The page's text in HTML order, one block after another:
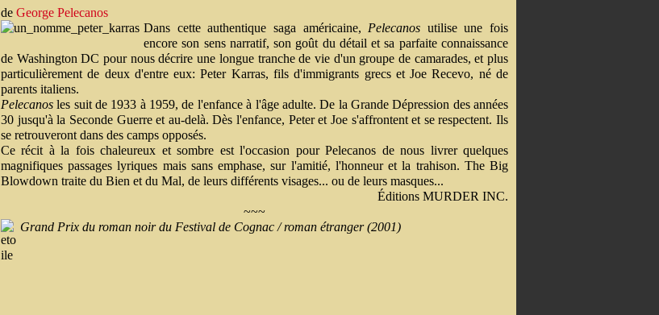
de George Pelecanos
Dans cette authentique saga américaine, Pelecanos utilise une fois
encore son sens narratif, son goût du détail et sa parfaite connaissance
de Washington DC pour nous décrire une longue tranche de vie d'un groupe de camarades, et plus
particulièrement de deux d'entre eux: Peter Karras, fils d'immigrants grecs et Joe Recevo, né de
parents italiens.
Pelecanos les suit de 1933 à 1959, de l'enfance à l'âge adulte. De la Grande Dépression des années
30 jusqu'à la Seconde Guerre et au-delà. Dès l'enfance, Peter et Joe s'affrontent et se respectent. Ils
se retrouveront dans des camps opposés.
Ce récit à la fois chaleureux et sombre est l'occasion pour Pelecanos de nous livrer quelques
magnifiques passages lyriques mais sans emphase, sur l'amitié, l'honneur et la trahison. The Big
Blowdown traite du Bien et du Mal, de leurs différents visages... ou de leurs masques...
Éditions MURDER INC.
~~~
Grand Prix du roman noir du Festival de Cognac / roman étranger (2001)